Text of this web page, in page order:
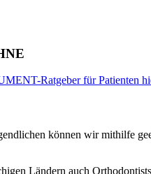
Ratgeber für Patienten
können wir mithilfe
Ländern auch